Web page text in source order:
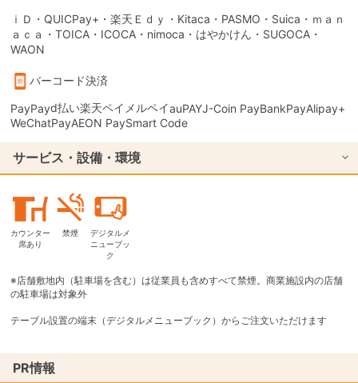
ｉＤ・QUICPay+・楽天Ｅｄｙ・Kitaca・PASMO・Suica・ｍａｎ
ａｃａ・TOICA・ICOCA・nimoca・はやかけん・SUGOCA・
WAON
バーコード決済
PayPayd払い楽天ペイ メルペイauPAYJ-Coin PayBankPayAlipay+
WeChatPayAEON PaySmart Code
サービス・設備・環境
カウンター
席あり
禁煙
デジタルメ
ニューブッ
ク
※店舗敷地内（駐車場を含む）は従業員も含めすべて禁煙。商業施設内の店舗
の駐車場は対象外
テーブル設置の端末（デジタルメニューブック）からご注文いただけます
PR情報